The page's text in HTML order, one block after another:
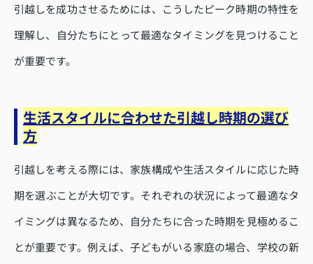
引越しを成功させるためには、こうしたピーク時期の特性を
理解し、自分たちにとって最適なタイミングを見つけること
が重要です。
生活スタイルに合わせた引越し時期の選び
方
引越しを考える際には、家族構成や生活スタイルに応じた時
期を選ぶことが大切です。それぞれの状況によって最適なタ
イミングは異なるため、自分たちに合った時期を見極めるこ
とが重要です。例えば、子どもがいる家庭の場合、学校の新